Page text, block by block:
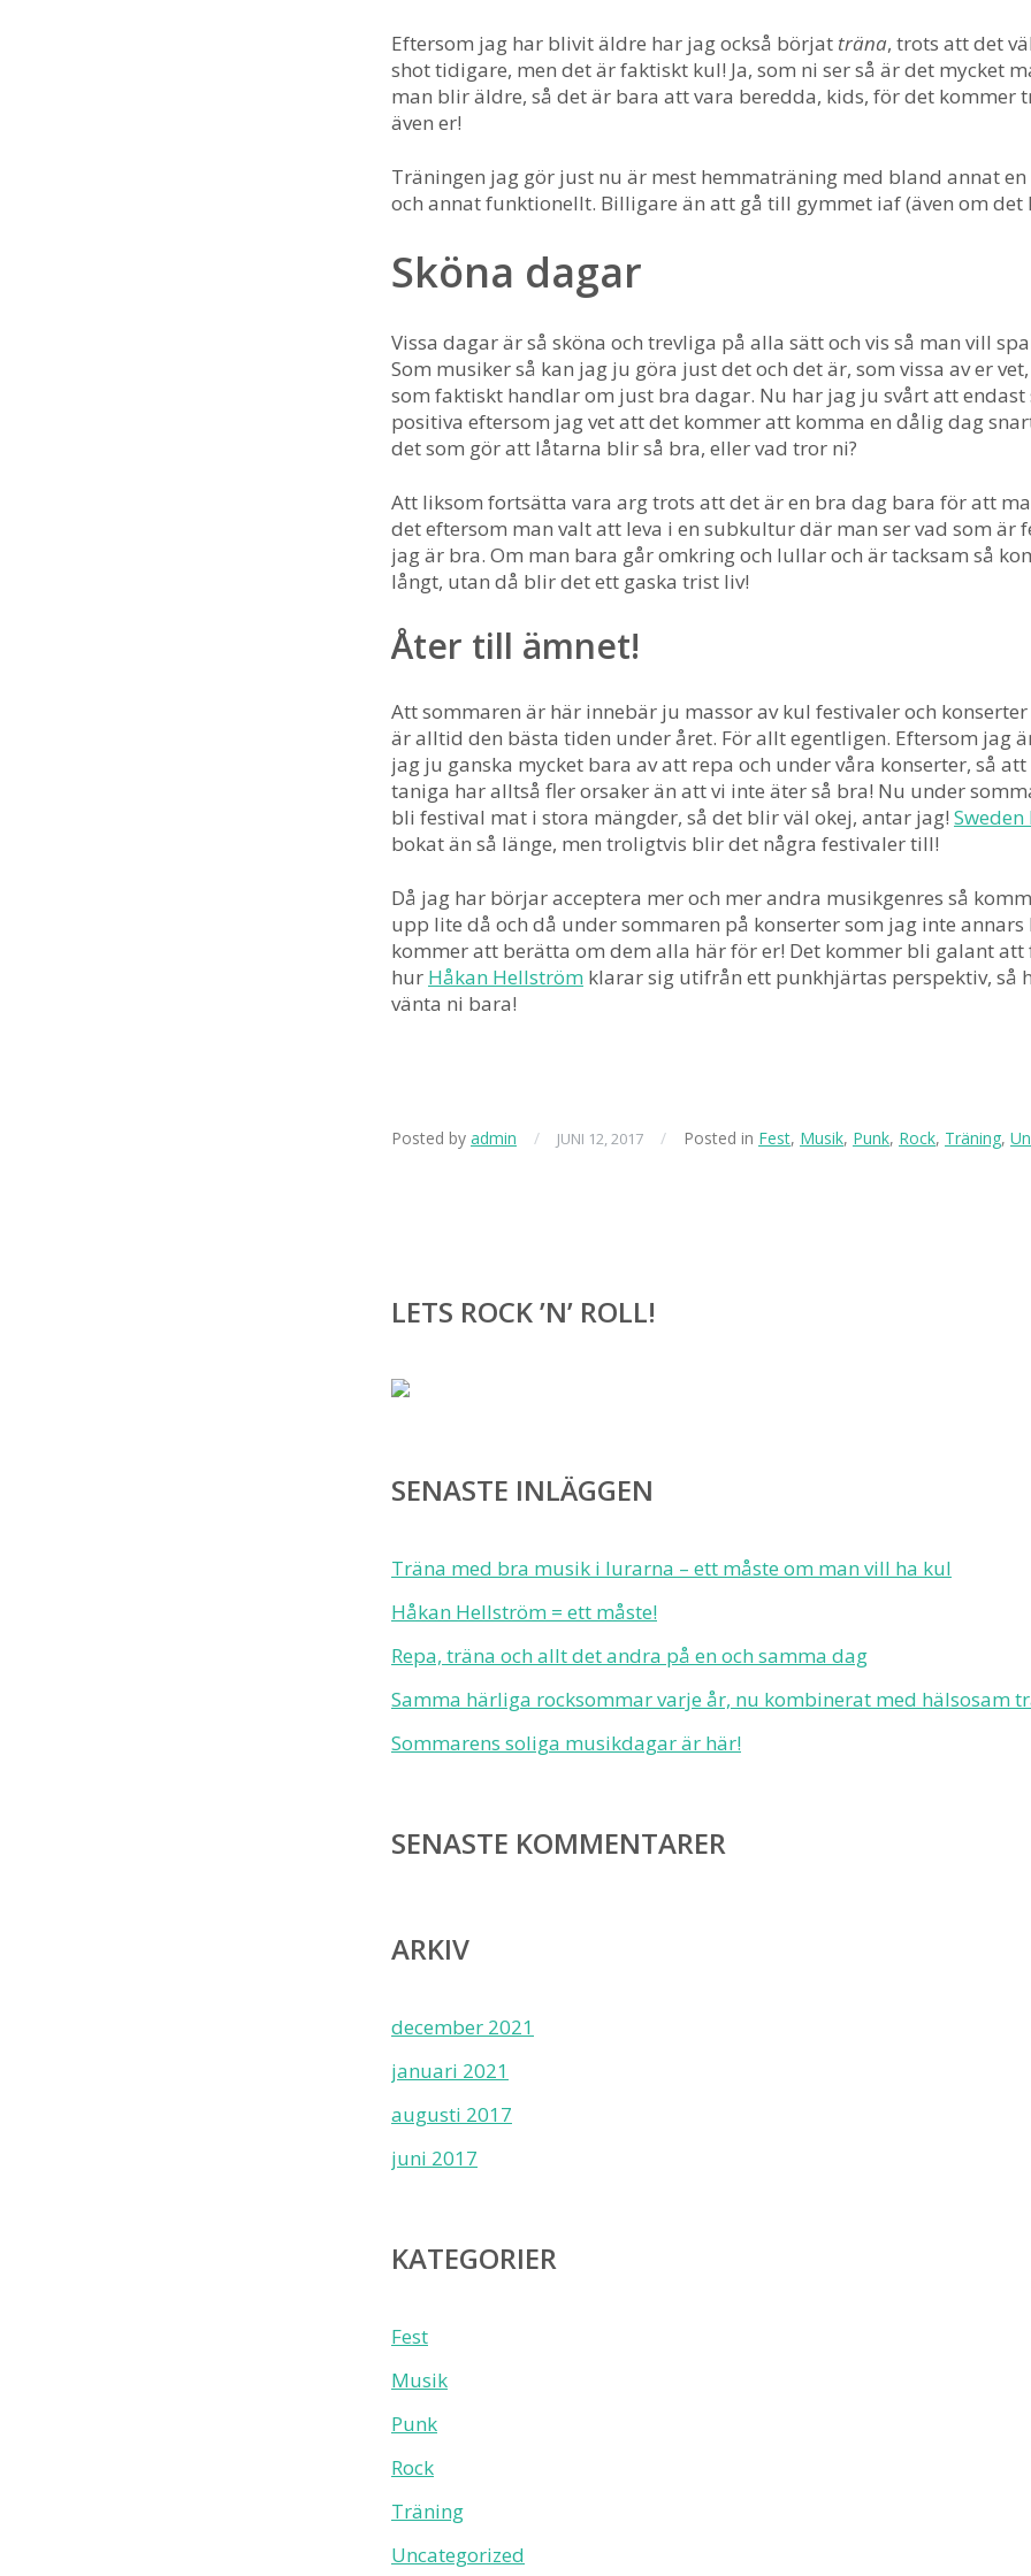
Eftersom jag har blivit äldre har jag också börjat träna, trots att det
shot tidigare, men det är faktiskt kul! Ja, som ni ser så är det mycket
man blir äldre, så det är bara att vara beredda, kids, för det kommer
även er!
Träningen jag gör just nu är mest hemmaträning med bland annat
och annat funktionellt. Billigare än att gå till gymmet iaf (även om det
Sköna dagar
Vissa dagar är så sköna och trevliga på alla sätt och vis så man vill
Som musiker så kan jag ju göra just det och det är, som vissa av er
som faktiskt handlar om just bra dagar. Nu har jag ju svårt att endast
positiva eftersom jag vet att det kommer att komma en dålig dag
det som gör att låtarna blir så bra, eller vad tror ni?
Att liksom fortsätta vara arg trots att det är en bra dag bara för att
det eftersom man valt att leva i en subkultur där man ser vad som är
jag är bra. Om man bara går omkring och lullar och är tacksam så
långt, utan då blir det ett gaska trist liv!
Åter till ämnet!
Att sommaren är här innebär ju massor av kul festivaler och
är alltid den bästa tiden under året. För allt egentligen. Eftersom jag
jag ju ganska mycket bara av att repa och under våra konserter, så
taniga har alltså fler orsaker än att vi inte äter så bra! Nu under
bli festival mat i stora mängder, så det blir väl okej, antar jag! Sweden
bokat än så länge, men troligtvis blir det några festivaler till!
Då jag har börjar acceptera mer och mer andra musikgenres så
upp lite då och då under sommaren på konserter som jag inte
kommer att berätta om dem alla här för er! Det kommer bli galant att
hur Håkan Hellström klarar sig utifrån ett punkhjärtas perspektiv, så
vänta ni bara!
Posted by admin / JUNI 12, 2017 / Posted in Fest, Musik, Punk, Rock, Träning,
LETS ROCK ’N’ ROLL!
SENASTE INLÄGGEN
Träna med bra musik i lurarna – ett måste om man vill ha kul
Håkan Hellström = ett måste!
Repa, träna och allt det andra på en och samma dag
Samma härliga rocksommar varje år, nu kombinerat med hälsosam
Sommarens soliga musikdagar är här!
SENASTE KOMMENTARER
ARKIV
december 2021
januari 2021
augusti 2017
juni 2017
KATEGORIER
Fest
Musik
Punk
Rock
Träning
Uncategorized